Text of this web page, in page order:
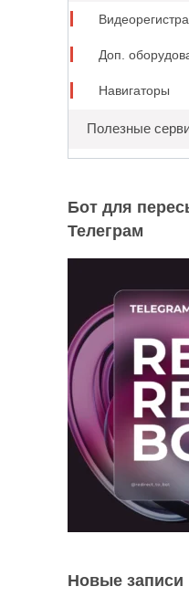
Доп.
Навигаторы
Полезные
Бот для
Телеграм
Новые записи